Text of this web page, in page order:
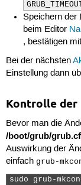
Speichern der
beim Editor
, bestätigen mit
Bei der nächsten
Einstellung dann
Kontrolle der
Bevor man die
/boot/grub/
Auswirkung der
einfach grub-
sudo grub-